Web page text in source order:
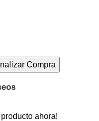
Compra
ahora!